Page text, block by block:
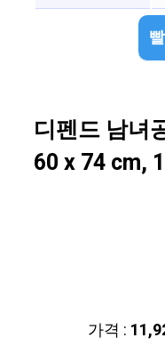
디펜드 남녀
60 x 74 cm,
가격 :